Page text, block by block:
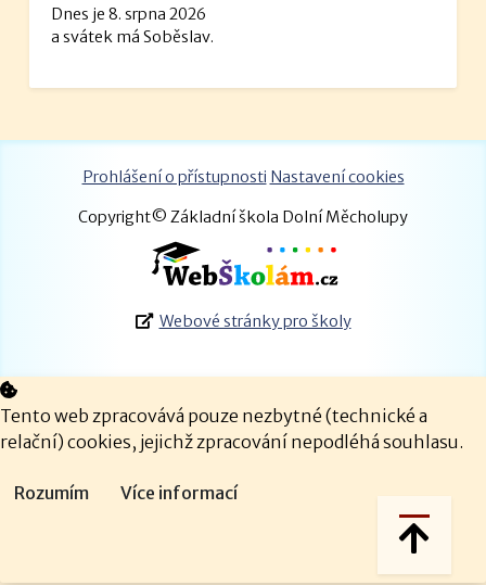
Dnes je 8. srpna 2026
a svátek má Soběslav.
Prohlášení o přístupnosti Nastavení cookies
Copyright© Základní škola Dolní Měcholupy
Webové stránky pro školy
Tento web zpracovává pouze nezbytné (technické a
relační) cookies, jejichž zpracování nepodléhá souhlasu.
Rozumím Více informací